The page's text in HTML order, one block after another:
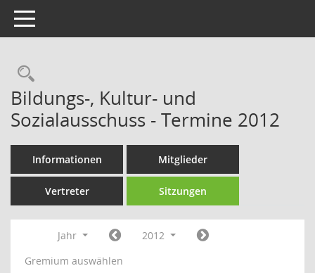
Toggle navigation
Rechercheauswahl
Bildungs-, Kultur- und
Sozialausschuss - Termine 2012
Informationen Mitglieder
Vertreter Sitzungen
Jahr
2012
Gremium auswählen